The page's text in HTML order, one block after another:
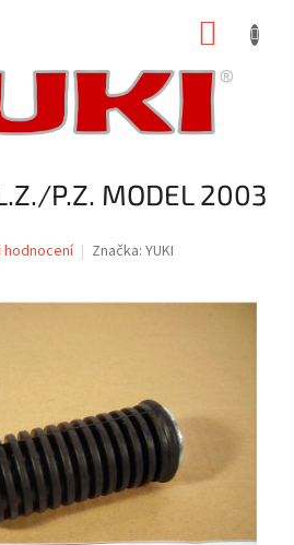
P.Z. MODEL 2003
Značka: YUKI